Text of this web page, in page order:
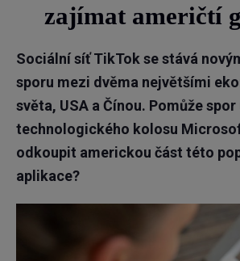
zajímat američtí
Sociální síť TikTok se stává
sporu mezi dvěma největšími
světa, USA a Čínou. Pomůže
technologického kolosu
odkoupit americkou část této
aplikace?